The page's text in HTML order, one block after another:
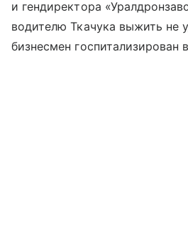
и гендиректора
водителю Ткачука выжить не
бизнесмен госпитализирован